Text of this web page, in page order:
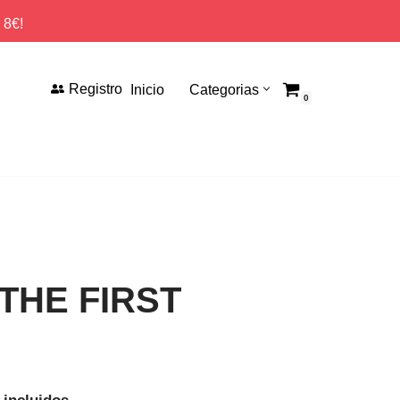
Registro Inicio Categorias
0
FIRST